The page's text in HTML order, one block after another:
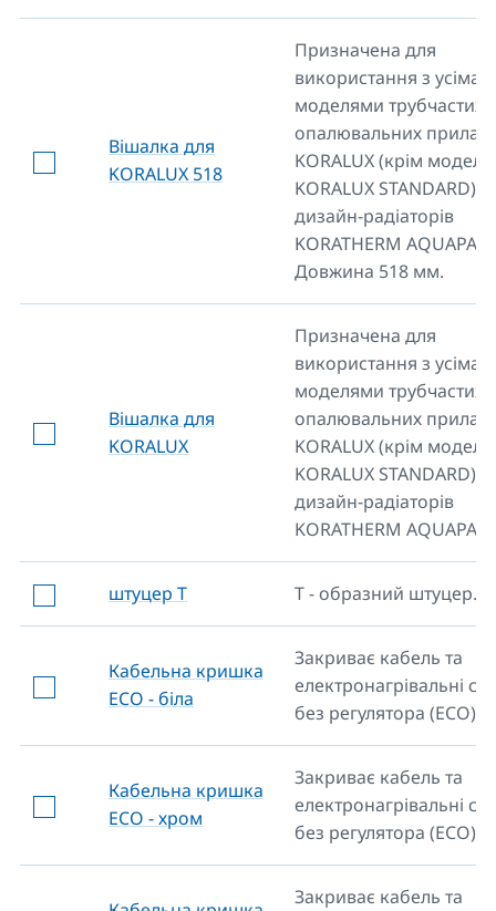
Вішалка для
KORALUX 518
Призначена для
використання з усіма
моделями трубчастих
опалювальних
KORALUX (крім моделі
KORALUX STANDARD)
дизайн-радіаторів
KORATHERM
Довжина 518 мм.
Вішалка для
KORALUX
Призначена для
використання з усіма
моделями трубчастих
опалювальних
KORALUX (крім моделі
KORALUX STANDARD)
дизайн-радіаторів
KORATHERM
штуцер Т Т - образний штуцер.
Кабельна кришка
ECO - біла
Закриває кабель та
електронагрівальні
без регулятора (ECO).
Кабельна кришка
ECO - хром
Закриває кабель та
електронагрівальні
без регулятора (ECO).
Закриває кабель та